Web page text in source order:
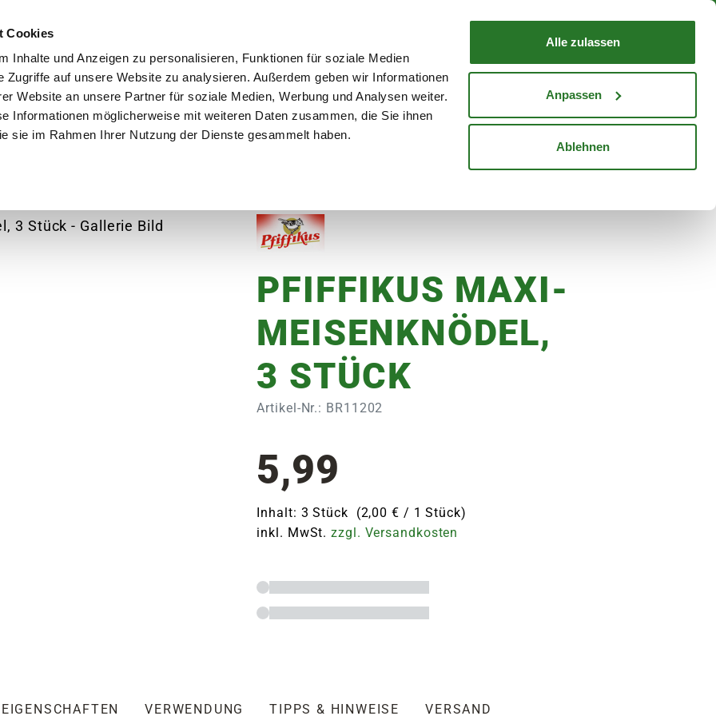
Cookies
Inhalte und Anzeigen zu personalisieren, Funktionen für soziale Medien
Zugriffe auf unsere Website zu analysieren. Außerdem geben wir Informationen
Website an unsere Partner für soziale Medien, Werbung und Analysen weiter.
Informationen möglicherweise mit weiteren Daten zusammen, die Sie ihnen
sie im Rahmen Ihrer Nutzung der Dienste gesammelt haben.
Alle zulassen
Anpassen
Ablehnen
Mein KontoStandorte
WARENKORB
Garten Aktuelles Ratgeber Gutscheine Karriere
PFIFFIKUS MAXI-
MEISENKNÖDEL,
3 STÜCK
Artikel-Nr.: BR11202
5,99
Inhalt: 3 Stück (2,00 € / 1 Stück)
inkl. MwSt.zzgl. Versandkosten
EIGENSCHAFTEN VERWENDUNG TIPPS & HINWEISE VERSAND